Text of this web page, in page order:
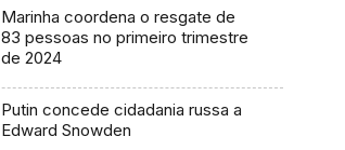
Marinha coordena o resgate de
83 pessoas no primeiro trimestre
de 2024
Putin concede cidadania russa a
Edward Snowden